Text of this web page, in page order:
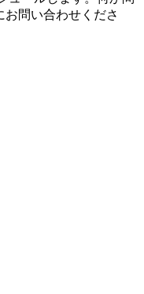
問い合わせくださ